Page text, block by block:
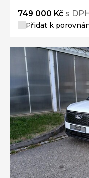
749 000 Kč s DPH
Přidat k